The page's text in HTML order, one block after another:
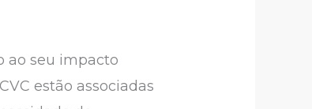
ao seu impacto
estão associadas